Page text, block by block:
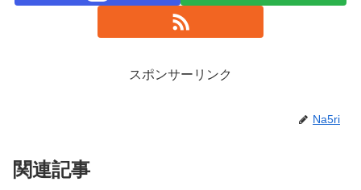
スポンサーリンク
Na5ri
関連記事